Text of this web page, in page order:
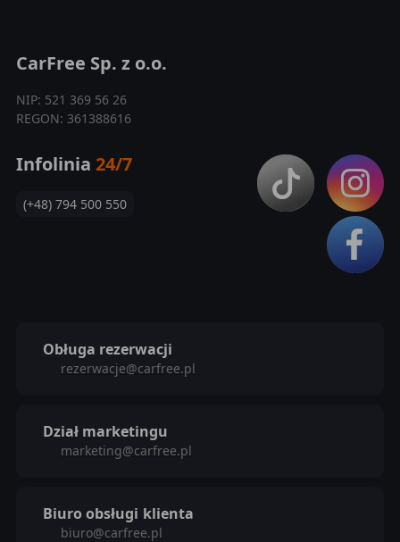
CarFree Sp. z o.o.
NIP: 521 369 56 26
REGON: 361388616
Infolinia 24/7
(+48) 794 500 550
Obługa rezerwacji
rezerwacje@carfree.pl
Dział marketingu
marketing@carfree.pl
Biuro obsługi klienta
biuro@carfree.pl